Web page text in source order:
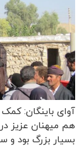
آوای باینگان:
هم میهنان عزیز
بسیار بزرگ بود و